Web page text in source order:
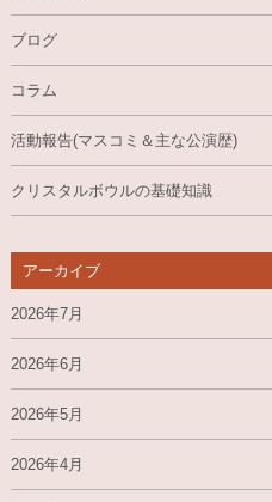
ブログ
コラム
活動報告(マスコミ＆主な公演歴)
クリスタルボウルの基礎知識
アーカイブ
2026年7月
2026年6月
2026年5月
2026年4月